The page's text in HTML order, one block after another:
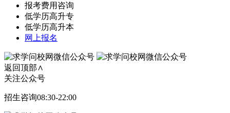
报考费用咨询
低学历高升专
低学历高升本
网上报名
返回顶部∧
关注公众号
招生咨询08:30-22:00